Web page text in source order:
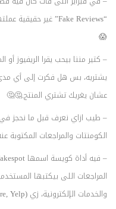
😱
– كتير مننا بيحب يقرا الريفيوز
يشتريه، بس هل فكرت إلى أي
عشان يغريك تشتري المنتج.🤔🤔
– طيب ازاي نعرف قبل ما نحجز
الكومنتات والمراجعات المكتوبة
المراجعات اللى بيكتبها
والخدمات الإلكترونية، زي (Amazon, Trip Advisor, Apple store, Yelp).✅✅